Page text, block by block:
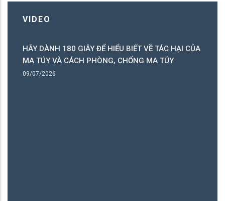
VIDEO
HÃY DÀNH 180 GIÂY ĐỂ HIỂU BIẾT VỀ TÁC HẠI CỦA
MA TÚY VÀ CÁCH PHÒNG, CHỐNG MA TÚY
09/07/2026